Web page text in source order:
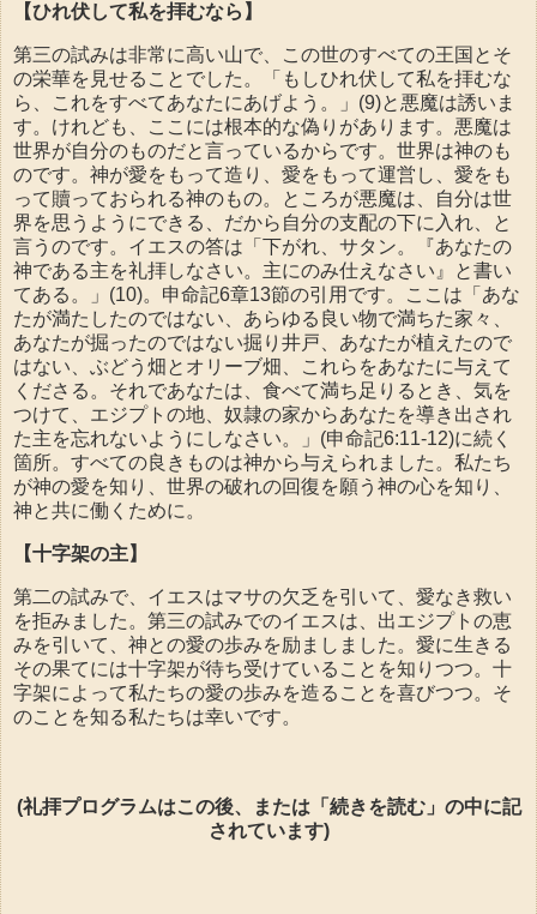
【ひれ伏して私を拝むなら】
第三の試みは非常に高い山で、この世のすべての王国とそ
の栄華を見せることでした。「もしひれ伏して私を拝むな
ら、これをすべてあなたにあげよう。」(9)と悪魔は誘いま
す。けれども、ここには根本的な偽りがあります。悪魔は
世界が自分のものだと言っているからです。世界は神のも
のです。神が愛をもって造り、愛をもって運営し、愛をも
って贖っておられる神のもの。ところが悪魔は、自分は世
界を思うようにできる、だから自分の支配の下に入れ、と
言うのです。イエスの答は「下がれ、サタン。『あなたの
神である主を礼拝しなさい。主にのみ仕えなさい』と書い
てある。」(10)。申命記6章13節の引用です。ここは「あな
たが満たしたのではない、あらゆる良い物で満ちた家々、
あなたが掘ったのではない掘り井戸、あなたが植えたので
はない、ぶどう畑とオリーブ畑、これらをあなたに与えて
くださる。それであなたは、食べて満ち足りるとき、気を
つけて、エジプトの地、奴隷の家からあなたを導き出され
た主を忘れないようにしなさい。」(申命記6:11-12)に続く
箇所。すべての良きものは神から与えられました。私たち
が神の愛を知り、世界の破れの回復を願う神の心を知り、
神と共に働くために。
【十字架の主】
第二の試みで、イエスはマサの欠乏を引いて、愛なき救い
を拒みました。第三の試みでのイエスは、出エジプトの恵
みを引いて、神との愛の歩みを励ましました。愛に生きる
その果てには十字架が待ち受けていることを知りつつ。十
字架によって私たちの愛の歩みを造ることを喜びつつ。そ
のことを知る私たちは幸いです。
(礼拝プログラムはこの後、または「続きを読む」の中に記
されています)